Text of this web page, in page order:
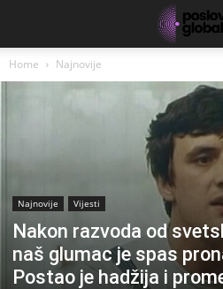
Home Najnovije
Najnovije Vijesti
Nakon razvoda od
naš glumac je spas
Postao je hadžija i